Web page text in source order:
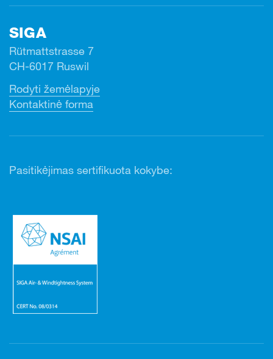
SIGA
Rütmattstrasse 7
CH-6017 Ruswil
Rodyti žemėlapyje
Kontaktinė forma
Pasitikėjimas sertifikuota kokybe: